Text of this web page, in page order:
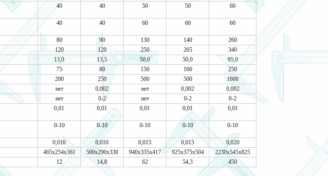
40 40 50 50 60
40 40 60 60 60
80 90 130 140
260
120 120 250 265
340
13,0 13,5 50,0 50,0
95,0
75 80 150 160
250
200 250 500 500
1600
нет 0,002 нет 0,002
0,002
нет 0-2 нет 0-2
0-2
0,01 0,01 0,01 0,01 0,01
0-10 0-10 0-10 0-10 0-10
0,010 0,010 0,015 0,015
0,020
465х254х361 500х290х330 940х335х417 925х375х504
2230х545х825
12 14,8 62 54,3 450